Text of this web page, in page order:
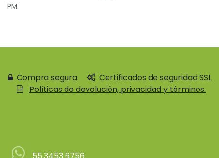
PM.
Compra segura
Certificados de seguridad SSL
Políticas de devolución, privacidad y términos.